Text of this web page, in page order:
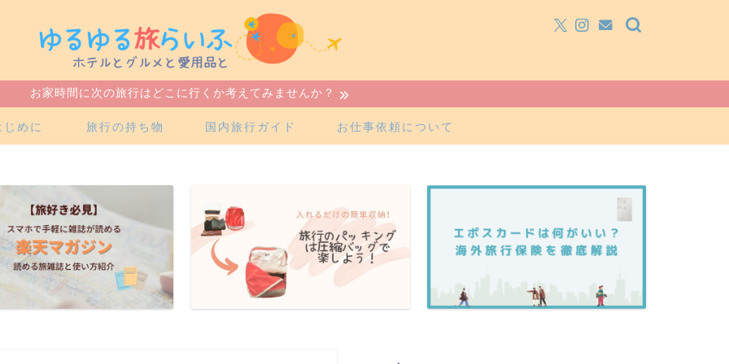
お家時間に次の旅行はどこに行くか考えてみませんか？
じめに 旅行の持ち物 国内旅行ガイド お仕事依頼について